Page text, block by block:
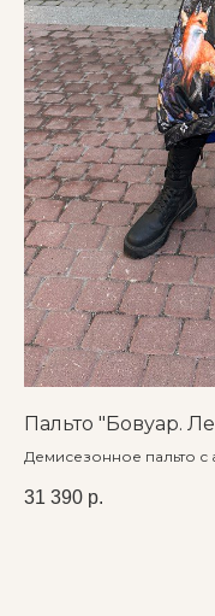
Пальто "Бовуар.
Демисезонное пальто с
31 390 р.
Магазины в Санкт-Петербурге:
Большая Морская улица, д. 36
+7 (915) 642-39-31
+7 (981) 849-16-61
Авторская одежда, доступная
© 2023 Магазин дизайнерской
Политика конфиденциальности
Публичная оферта
Карта сайта